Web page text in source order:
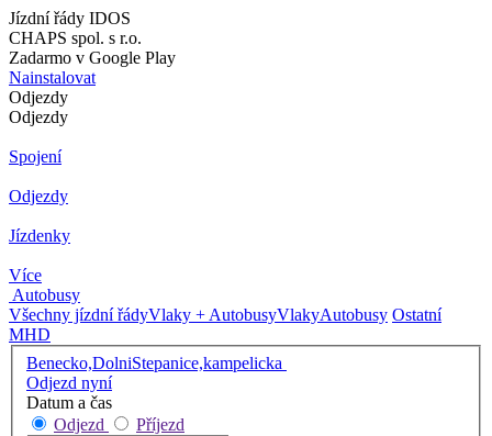
Jízdní řády IDOS
CHAPS spol. s r.o.
Zadarmo v Google Play
Nainstalovat
Odjezdy
Odjezdy
Spojení
Odjezdy
Jízdenky
Více
Autobusy
Všechny jízdní řádyVlaky + AutobusyVlakyAutobusy Ostatní
MHD
Benecko,DolniStepanice,kampelicka
Odjezd nyní
Datum a čas
Odjezd
Příjezd